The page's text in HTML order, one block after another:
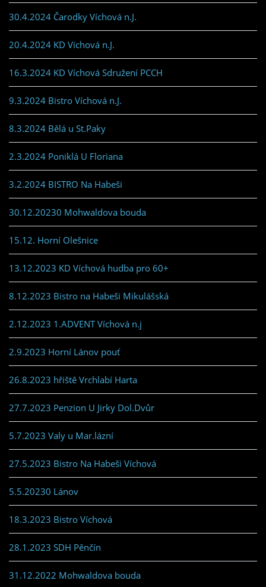
30.4.2024 Čarodky Víchová n.J.
20.4.2024 KD Víchová n.J.
16.3.2024 KD Víchová Sdružení PCCH
9.3.2024 Bistro Víchová n.J.
8.3.2024 Bělá u St.Paky
2.3.2024 Poniklá U Floriana
3.2.2024 BISTRO Na Habeši
30.12.20230 Mohwaldova bouda
15.12. Horní Olešnice
13.12.2023 KD Víchová hudba pro 60+
8.12.2023 Bistro na Habeši Mikulášská
2.12.2023 1.ADVENT Víchová n.j
2.9.2023 Horní Lánov pouť
26.8.2023 hřiště Vrchlabí Harta
27.7.2023 Penzion U Jirky Dol.Dvůr
5.7.2023 Valy u Mar.lázní
27.5.2023 Bistro Na Habeši Víchová
5.5.20230 Lánov
18.3.2023 Bistro Víchová
28.1.2023 SDH Pěnčín
31.12.2022 Mohwaldova bouda